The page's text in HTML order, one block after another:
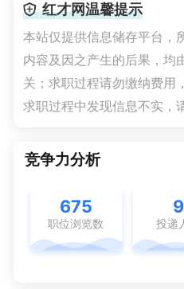
红才网温馨提示
本站仅提供信息储存平台，
内容及因之产生的后果，均
关；求职过程请勿缴纳费用
求职过程中发现信息不实，
竞争力分析
675
职位浏览数
9
投递